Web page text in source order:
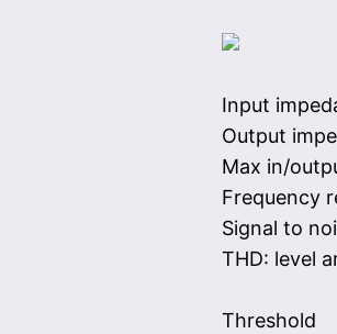
Input
Output
Max in/
Frequency
Signal to
THD: level
Threshold